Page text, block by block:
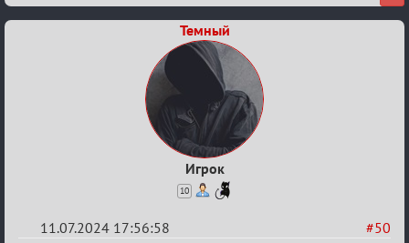
градусов
Темный
Игрок
10
#50
11.07.2024 17:56:58